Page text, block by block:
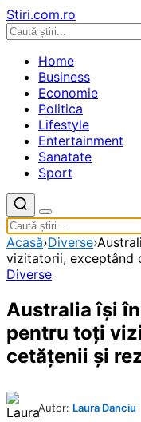
Stiri.com.ro
Home
Business
Economie
Politica
Lifestyle
Entertainment
Sanatate
Sport
Acasă›Diverse›
vizitatorii, exceptând
Diverse
Australia îşi
pentru toţi
cetăţenii şi
Autor: Laura Danciu